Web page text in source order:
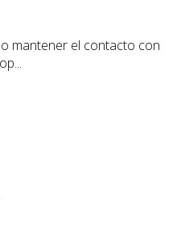
mantener el contacto con